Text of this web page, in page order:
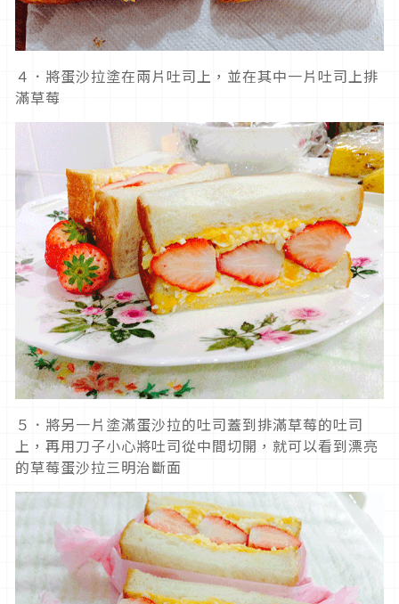
４．將蛋沙拉塗在兩片吐司上，並在其中一片吐司上排
滿草莓
５．將另一片塗滿蛋沙拉的吐司蓋到排滿草莓的吐司
上，再用刀子小心將吐司從中間切開，就可以看到漂亮
的草莓蛋沙拉三明治斷面